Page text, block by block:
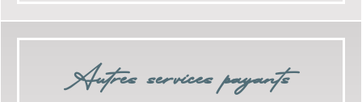
Autres services payants